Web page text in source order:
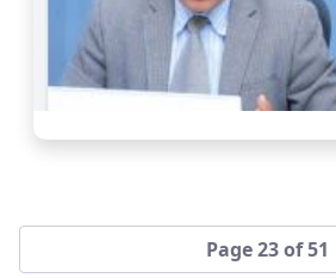
Page 23 of 51